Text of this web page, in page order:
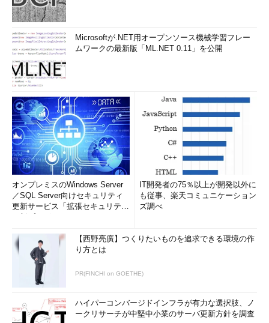
Microsoftが.NET用オープンソース機械学習フレー
ムワークの最新版「ML.NET 0.11」を公開
オンプレミスのWindows Server
／SQL Server向けセキュリティ
更新サービス「拡張セキュリティ
IT開発者の75％以上が開発以外に
も従事、楽天コミュニケーション
ズ調べ
【西野亮廣】つくりたいものを追求できる環境の作
り方とは
PR(FINCHI on GOETHE)
ハイパーコンバージドインフラが有力な選択肢、ノ
ークリサーチが中堅中小業のサーバ更新方針を調査